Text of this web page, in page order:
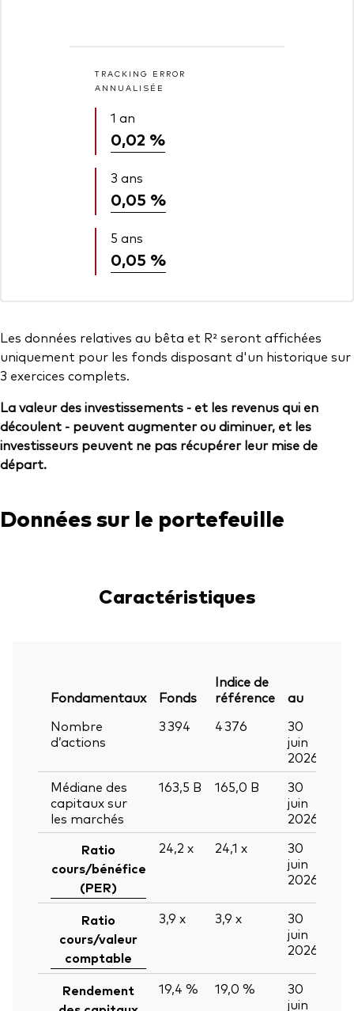
TRACKING ERROR
ANNUALISÉE
1 an
0,02 %
3 ans
0,05 %
5 ans
0,05 %
Les données relatives au bêta et R² seront affichées
uniquement pour les fonds disposant d'un historique sur
3 exercices complets.
La valeur des investissements - et les revenus qui en
découlent - peuvent augmenter ou diminuer, et les
investisseurs peuvent ne pas récupérer leur mise de
départ.
Données sur le portefeuille
Caractéristiques
Fondamentaux Fonds
Indice de
référence
au
Nombre
d’actions
3 394 4 376
30
juin
2026
Médiane des
capitaux sur
les marchés
163,5 B 165,0 B
30
juin
2026
Ratio
cours/bénéfice
(PER)
24,2 x 24,1 x
30
juin
2026
Ratio
cours/valeur
comptable
3,9 x 3,9 x
30
juin
2026
Rendement
19,4 % 19,0 %
30
juin